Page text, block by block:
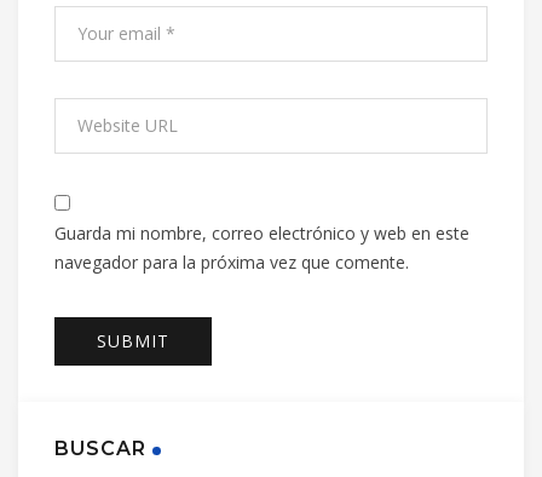
Guarda mi nombre, correo electrónico y web en este
navegador para la próxima vez que comente.
BUSCAR